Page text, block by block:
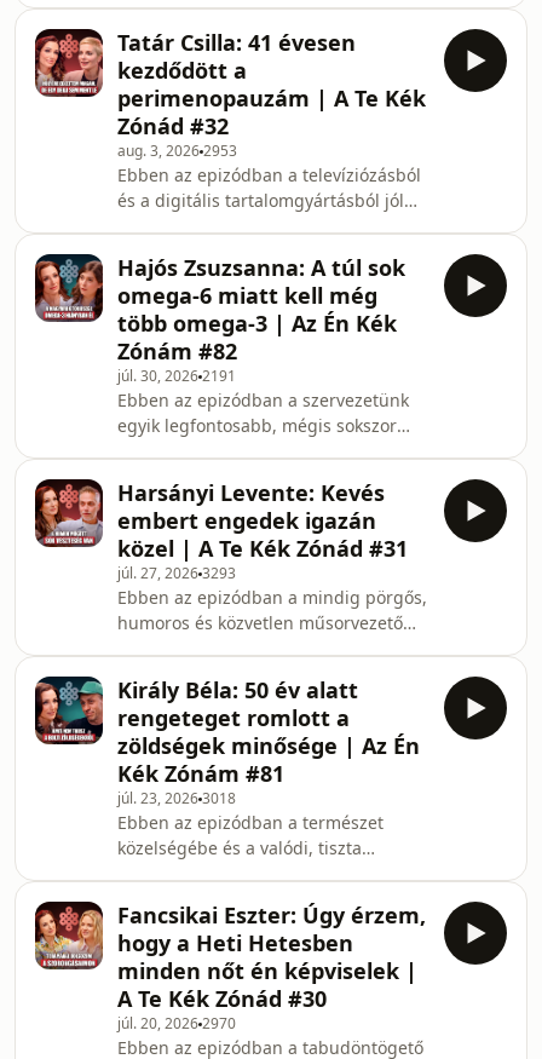
tapasztalatot a közvetlen, érthető
kommunikációval ötvözi. Dr. Málik
Viktor urológus, a Dr. Rose
specialistája segítségével lebontjuk
azokat a tabukat, amelyek miatt sokan
későn fordulnak orvoshoz. A
beszélgetés első felében a
vesekövesség témáját járjuk körül:
megtudh
Tatár Csilla: 41 évesen
kezdődött a
perimenopauzám | A Te Kék
Zónád #32
aug. 3, 20262953
Ebben az epizódban a televíziózásból
és a digitális tartalomgyártásból jól
ismerhetjük meg. Tatár Csilla mesél
arról az útról, amely elvezette őt a
saját teste működésének mélyebb
megértéséhez. Szó esik a rendszeres
mozgás iránti szeretetéről, a szülés
után megélt betegség
tapasztalatairól, és arról a belső
felismerésről, hogy
Hajós Zsuzsanna: A túl sok
omega-6 miatt kell még
több omega-3 | Az Én Kék
Zónám #82
júl. 30, 20262191
Ebben az epizódban a szervezetünk
egyik legfontosabb, mégis sokszor
Zsuzsanna ökotoxikológus,
neurobiológiai kutató segítségével
megértjük, miért küzd a modern
társadalom jelentős része krónikus
omega-3 hiánnyal, és melyek azok az
elsődleges, tiszta források,
amelyekből hatékonyan pótolhatjuk
ezt az esszenciális zsírsavat.
Zsuzsanna r
Harsányi Levente: Kevés
embert engedek igazán
közel | A Te Kék Zónád #31
júl. 27, 20263293
Ebben az epizódban a mindig pörgős,
humoros és közvetlen műsorvezető
őszintén mesél arról a belső fejlődési
útról, amely során megtanulta, hogy a
boldogságát ne a külső
körülményektől tegye függővé, hanem
a saját belső erőforrásaiból
táplálkozzon. A beszélgetés során
Levente nyíltan beszél a gyerekkori
traumák feldolgozásáról, a magánéle
Király Béla: 50 év alatt
rengeteget romlott a
zöldségek minősége | Az Én
Kék Zónám #81
júl. 23, 20263018
Ebben az epizódban a természet
közelségébe és a valódi, tiszta
minket vendégünk. Király Béla
megosztja inspiráló történetét arról,
hogyan talált rá a kertészkedésre, és
miért vallja azt, hogy a földdel való
munka egy soha véget nem érő
tanulási folyamat. A beszélgetés
során bepillantást nyerünk a
Fancsikai Eszter: Úgy érzem,
hogy a Heti Hetesben
minden nőt én képviselek |
A Te Kék Zónád #30
júl. 20, 20262970
Ebben az epizódban a tabudöntögető